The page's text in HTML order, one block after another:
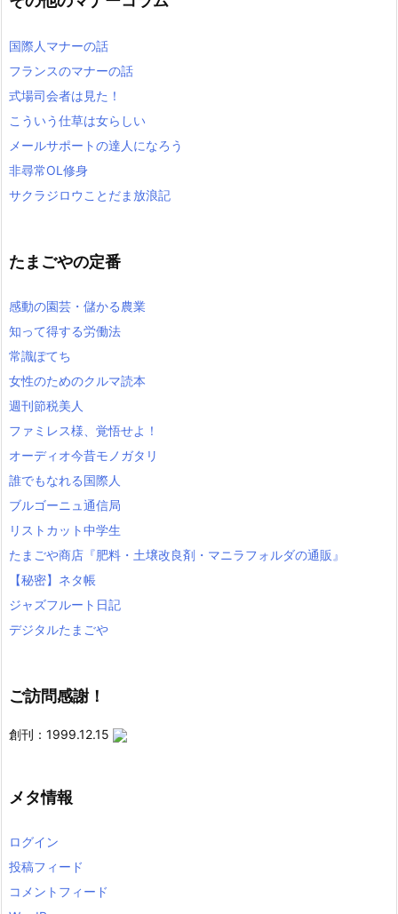
国際人マナーの話
フランスのマナーの話
式場司会者は見た！
こういう仕草は女らしい
メールサポートの達人になろう
非尋常OL修身
サクラジロウことだま放浪記
たまごやの定番
感動の園芸・儲かる農業
知って得する労働法
常識ぽてち
女性のためのクルマ読本
週刊節税美人
ファミレス様、覚悟せよ！
オーディオ今昔モノガタリ
誰でもなれる国際人
ブルゴーニュ通信局
リストカット中学生
たまごや商店『肥料・土壌改良剤・マニラフォルダの通販』
【秘密】ネタ帳
ジャズフルート日記
デジタルたまごや
ご訪問感謝！
創刊：1999.12.15
メタ情報
ログイン
投稿フィード
コメントフィード